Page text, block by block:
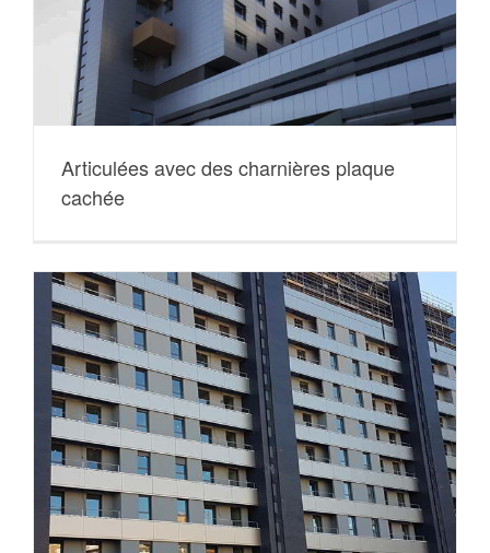
Articulées avec des charnières plaque
cachée